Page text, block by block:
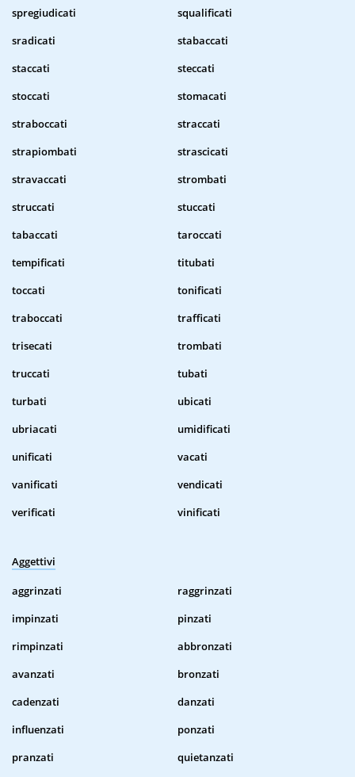
spregiudicati
squalificati
sradicati
stabaccati
staccati
steccati
stoccati
stomacati
straboccati
straccati
strapiombati
strascicati
stravaccati
strombati
struccati
stuccati
tabaccati
taroccati
tempificati
titubati
toccati
tonificati
traboccati
trafficati
trisecati
trombati
truccati
tubati
turbati
ubicati
ubriacati
umidificati
unificati
vacati
vanificati
vendicati
verificati
vinificati
Aggettivi
aggrinzati
raggrinzati
impinzati
pinzati
rimpinzati
abbronzati
avanzati
bronzati
cadenzati
danzati
influenzati
ponzati
pranzati
quietanzati